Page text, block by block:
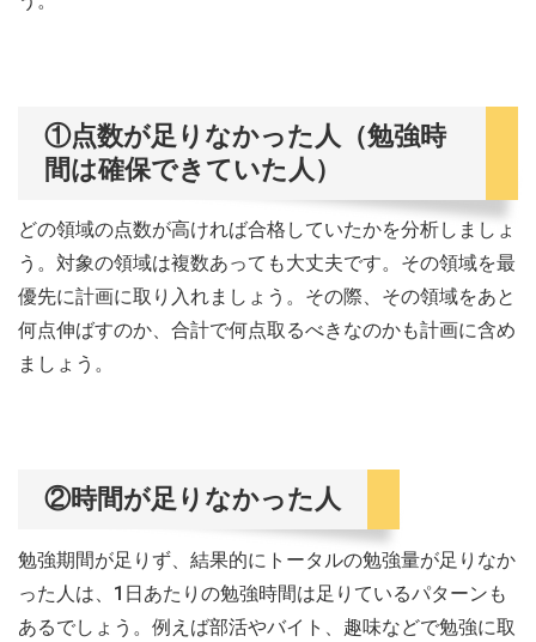
①点数が足りなかった人（勉強時
間は確保できていた人）
どの領域の点数が高ければ合格していたかを分析しましょ
う。対象の領域は複数あっても大丈夫です。その領域を最
優先に計画に取り入れましょう。その際、その領域をあと
何点伸ばすのか、合計で何点取るべきなのかも計画に含め
ましょう。
②時間が足りなかった人
勉強期間が足りず、結果的にトータルの勉強量が足りなか
った人は、1日あたりの勉強時間は足りているパターンも
あるでしょう。例えば部活やバイト、趣味などで勉強に取